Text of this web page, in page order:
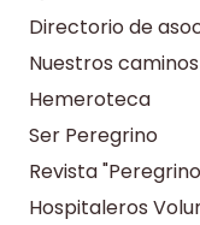
Directorio de
Nuestros caminos
Hemeroteca
Ser Peregrino
Revista
Hospitaleros